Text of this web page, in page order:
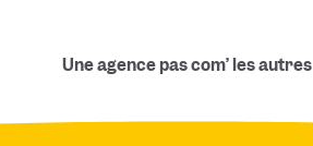
Une agence pas com’ les autres